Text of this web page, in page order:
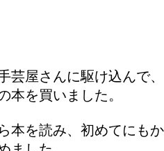
芸屋さんに駆け込んで
本を買いました。
本を読み、初めてにも